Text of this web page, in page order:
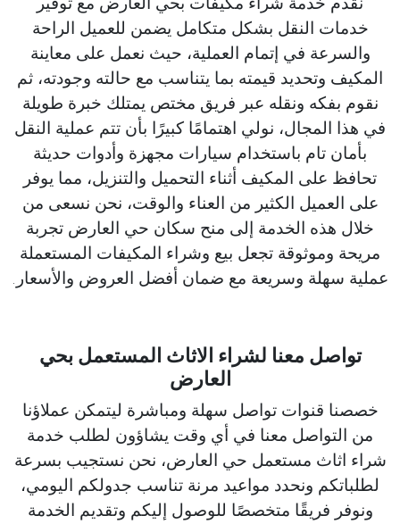
خدمات النقل بشكل متكامل يضمن للعميل الراحة
والسرعة في إتمام العملية، حيث نعمل على معاينة
المكيف وتحديد قيمته بما يتناسب مع حالته وجودته، ثم
نقوم بفكه ونقله عبر فريق مختص يمتلك خبرة طويلة
في هذا المجال، نولي اهتمامًا كبيرًا بأن تتم عملية النقل
بأمان تام باستخدام سيارات مجهزة وأدوات حديثة
تحافظ على المكيف أثناء التحميل والتنزيل، مما يوفر
على العميل الكثير من العناء والوقت، نحن نسعى من
خلال هذه الخدمة إلى منح سكان حي العارض تجربة
مريحة وموثوقة تجعل بيع وشراء المكيفات المستعملة
عملية سهلة وسريعة مع ضمان أفضل العروض والأسعار.
تواصل معنا لشراء الاثاث المستعمل بحي
العارض
خصصنا قنوات تواصل سهلة ومباشرة ليتمكن عملاؤنا
من التواصل معنا في أي وقت يشاؤون لطلب خدمة
شراء اثاث مستعمل حي العارض، نحن نستجيب بسرعة
لطلباتكم ونحدد مواعيد مرنة تناسب جدولكم اليومي،
ونوفر فريقًا متخصصًا للوصول إليكم وتقديم الخدمة